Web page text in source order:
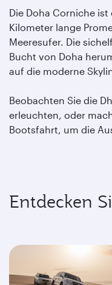
Die Doha Corniche
Kilometer lange
Meeresufer. Die
Bucht von Doha
auf die moderne
Beobachten Sie die
erleuchten, oder
Bootsfahrt, um die
Entdecken